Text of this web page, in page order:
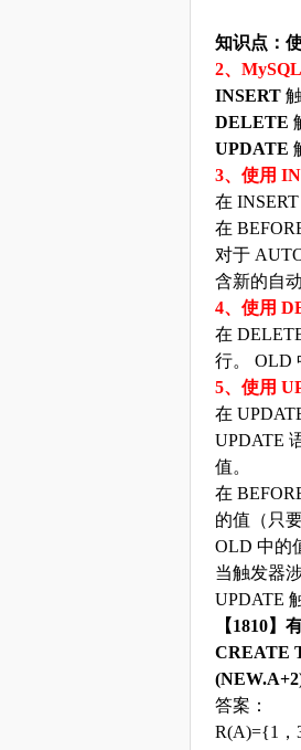
知识点：
2、
INSERT
DELETE
UPDATE
3、使用
在
在
对于
含新的自
4、使用
在
行。 OLD
5、使用
在
UPDATE
值。
在
的值（只
OLD 中的
当触发器
UPDATE
【1810】
CREATE
答案：
R(A)={1，